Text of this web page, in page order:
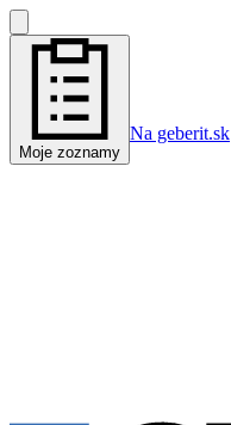
Moje zoznamy
Na geberit.sk